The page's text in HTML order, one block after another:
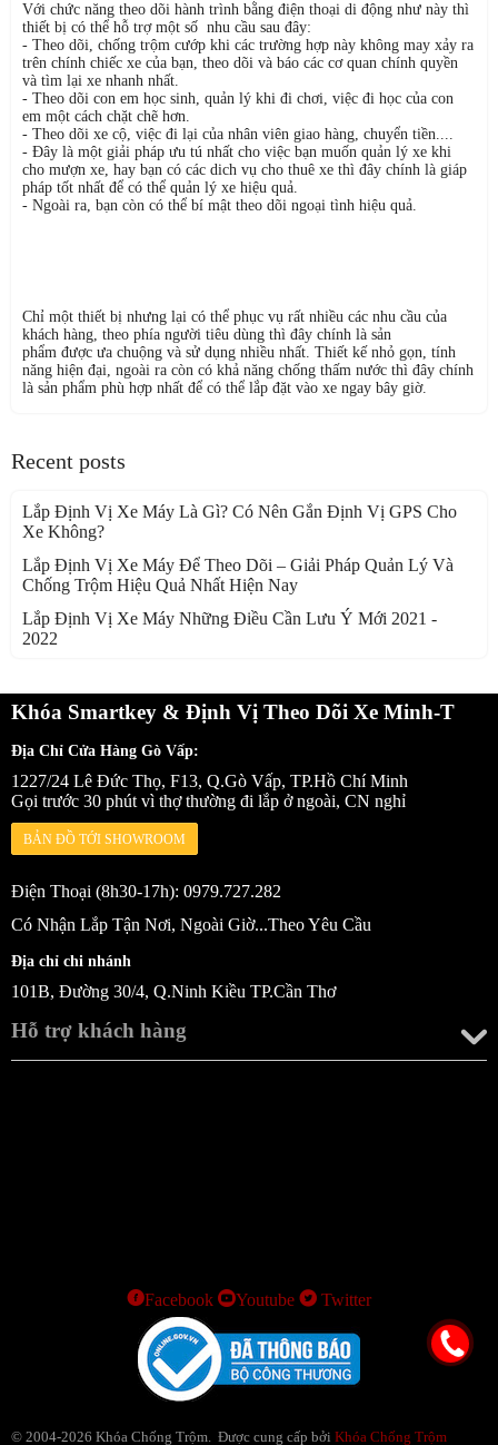
Với chức năng theo dõi hành trình bằng điện thoại di động như này thì
thiết bị có thể hỗ trợ một số nhu cầu sau đây:
- Theo dõi, chống trộm cướp khi các trường hợp này không may xảy ra
trên chính chiếc xe của bạn, theo dõi và báo các cơ quan chính quyền
và tìm lại xe nhanh nhất.
- Theo dõi con em học sinh, quản lý khi đi chơi, việc đi học của con
em một cách chặt chẽ hơn.
- Theo dõi xe cộ, việc đi lại của nhân viên giao hàng, chuyển tiền....
- Đây là một giải pháp ưu tú nhất cho việc bạn muốn quản lý xe khi
cho mượn xe, hay bạn có các dich vụ cho thuê xe thì đây chính là giáp
pháp tốt nhất để có thể quản lý xe hiệu quả.
- Ngoài ra, bạn còn có thể bí mật theo dõi ngoại tình hiệu quả.
Chỉ một thiết bị nhưng lại có thể phục vụ rất nhiều các nhu cầu của
khách hàng, theo phía người tiêu dùng thì đây chính là sản
phẩm được ưa chuộng và sử dụng nhiều nhất. Thiết kế nhỏ gọn, tính
năng hiện đại, ngoài ra còn có khả năng chống thấm nước thì đây chính
là sản phẩm phù hợp nhất để có thể lắp đặt vào xe ngay bây giờ.
Recent posts
Lắp Định Vị Xe Máy Là Gì? Có Nên Gắn Định Vị GPS Cho
Xe Không?
Lắp Định Vị Xe Máy Để Theo Dõi – Giải Pháp Quản Lý Và
Chống Trộm Hiệu Quả Nhất Hiện Nay
Lắp Định Vị Xe Máy Những Điều Cần Lưu Ý Mới 2021 -
2022
Khóa Smartkey & Định Vị Theo Dõi Xe Minh-T
Địa Chỉ Cửa Hàng Gò Vấp:
1227/24 Lê Đức Thọ, F13, Q.Gò Vấp, TP.Hồ Chí Minh
Gọi trước 30 phút vì thợ thường đi lắp ở ngoài, CN nghỉ
BẢN ĐỒ TỚI SHOWROOM
Điện Thoại (8h30-17h): 0979.727.282
Có Nhận Lắp Tận Nơi, Ngoài Giờ...Theo Yêu Cầu
Địa chỉ chi nhánh
101B, Đường 30/4, Q.Ninh Kiều TP.Cần Thơ
Hỗ trợ khách hàng
Facebook Youtube Twitter
© 2004-2026 Khóa Chống Trộm. Được cung cấp bởi Khóa Chống Trộm